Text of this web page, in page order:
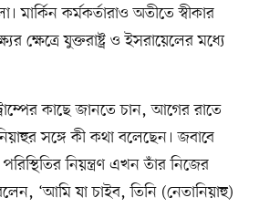
কর্মকর্তারাও অতীতে স্বীকার
ক্ষেত্রে যুক্তরাষ্ট্র ও ইসরায়েলের মধ্যে
কাছে জানতে চান, আগের রাতে
সঙ্গে কী কথা বলেছেন। জবাবে
নিয়ন্ত্রণ এখন তাঁর নিজের
‘আমি যা চাইব, তিনি (নেতানিয়াহু)